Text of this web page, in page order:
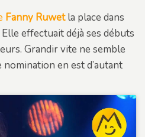
Fanny Ruwetla place dans
effectuait déjà ses débuts
Grandir vite ne semble
en est d’autant